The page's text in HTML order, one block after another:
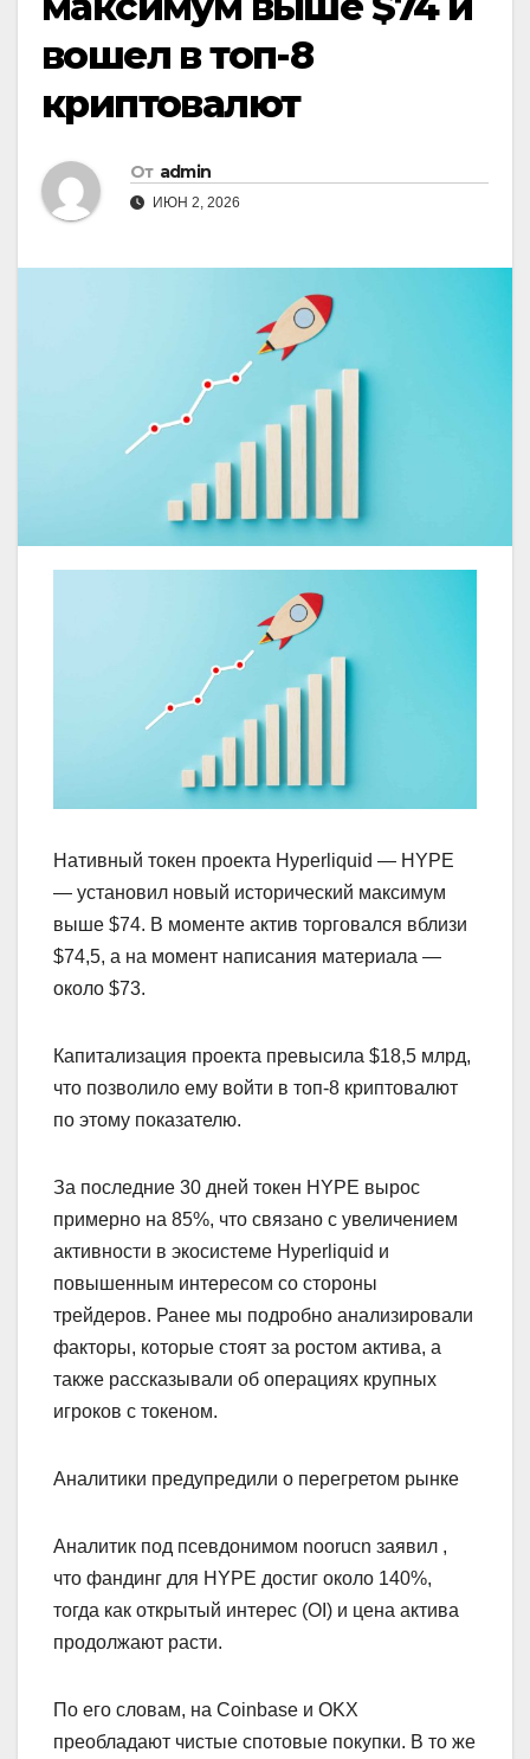
вошел в топ-8
криптовалют
От admin
ИЮН 2, 2026
Нативный токен проекта Hyperliquid — HYPE
— установил новый исторический максимум
выше $74. В моменте актив торговался вблизи
$74,5, а на момент написания материала ―
около $73.
Капитализация проекта превысила $18,5 млрд,
что позволило ему войти в топ-8 криптовалют
по этому показателю.
За последние 30 дней токен HYPE вырос
примерно на 85%, что связано с увеличением
активности в экосистеме Hyperliquid и
повышенным интересом со стороны
трейдеров. Ранее мы подробно анализировали
факторы, которые стоят за ростом актива, а
также рассказывали об операциях крупных
игроков с токеном.
Аналитики предупредили о перегретом рынке
Аналитик под псевдонимом noorucn заявил ,
что фандинг для HYPE достиг около 140%,
тогда как открытый интерес (OI) и цена актива
продолжают расти.
По его словам, на Coinbase и OKX
преобладают чистые спотовые покупки. В то же